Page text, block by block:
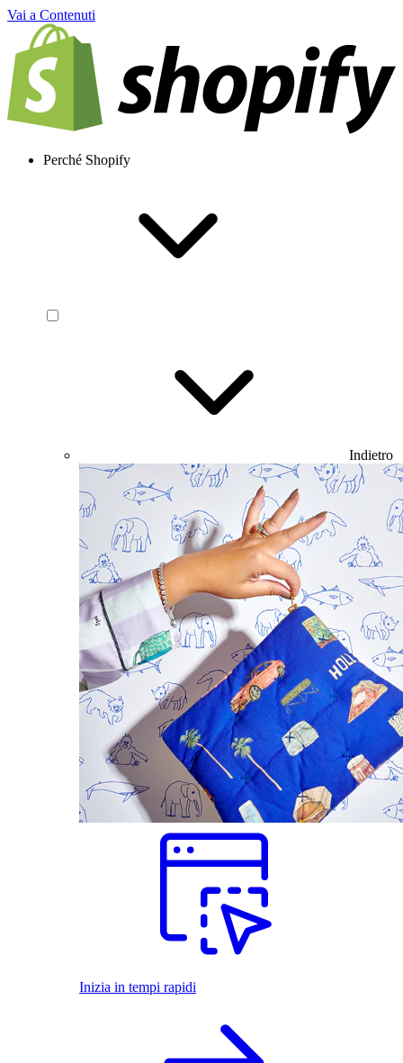
Vai a Contenuti
Perché Shopify
Indietro
Inizia in tempi rapidi